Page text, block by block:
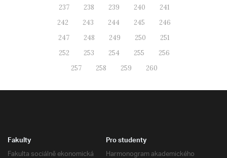
237
238 239 240
241
242
243 244 245
246
247
248 249 250
251
252
253 254 255
256
257
258 259 260
Fakulty
Fakulta sociálně ekonomická
Pro studenty
Harmonogram akademického